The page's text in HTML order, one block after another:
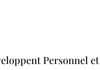
Personnel